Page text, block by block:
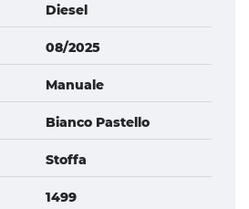
Diesel
08/2025
Manuale
Bianco Pastello
Stoffa
1499